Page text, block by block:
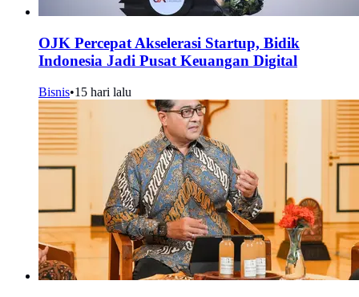
OJK Percepat Akselerasi Startup, Bidik
Indonesia Jadi Pusat Keuangan Digital
Bisnis•15 hari lalu